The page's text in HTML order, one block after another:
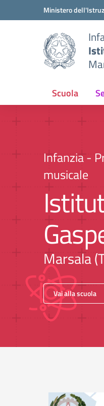
Vai ai contenuti
Vai al menu di navigazione
Ministero
Scuola
Infanzia -
musicale
Marsala
Vai alla scuola